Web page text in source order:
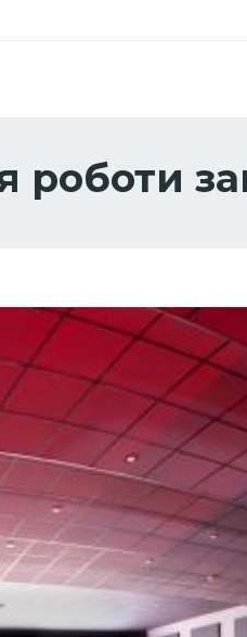
роботи